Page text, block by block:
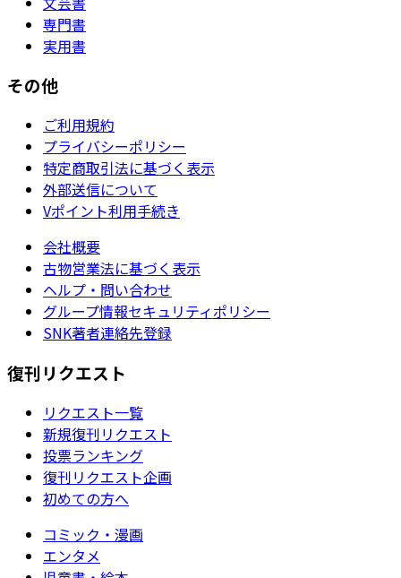
専門書
実用書
その他
ご利用規約
プライバシーポリシー
特定商取引法に基づく表示
外部送信について
Vポイント利用手続き
会社概要
古物営業法に基づく表示
ヘルプ・問い合わせ
グループ情報セキュリティポリシー
SNK著者連絡先登録
復刊リクエスト
リクエスト一覧
新規復刊リクエスト
投票ランキング
復刊リクエスト企画
初めての方へ
コミック・漫画
エンタメ